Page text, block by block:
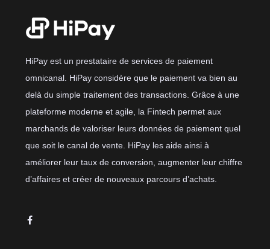
HiPay est un prestataire de services de paiement
omnicanal. HiPay considère que le paiement va bien au
delà du simple traitement des transactions. Grâce à une
plateforme moderne et agile, la Fintech permet aux
marchands de valoriser leurs données de paiement quel
que soit le canal de vente. HiPay les aide ainsi à
améliorer leur taux de conversion, augmenter leur chiffre
d’affaires et créer de nouveaux parcours d’achats.